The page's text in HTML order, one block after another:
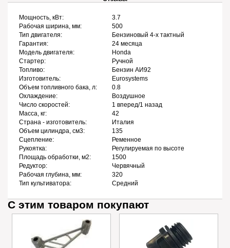
Мощность, кВт:
3.7
Рабочая ширина, мм:
500
Тип двигателя:
Бензиновый 4-х тактный
Гарантия:
24 месяца
Модель двигателя:
Honda
Стартер:
Ручной
Топливо:
Бензин АИ92
Изготовитель:
Eurosystems
Объем топливного бака, л:
0.8
Охлаждение:
Воздушное
Число скоростей:
1 вперед/1 назад
Масса, кг:
42
Страна - изготовитель:
Италия
Объем цилиндра, см3:
135
Сцепление:
Ременное
Рукоятка:
Регулируемая по высоте
Площадь обработки, м2:
1500
Редуктор:
Червячный
Рабочая глубина, мм:
320
Тип культиватора:
Средний
С этим товаром покупают